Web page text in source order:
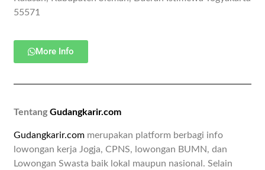
55571
More Info
TentangGudangkarir.com
Gudangkarir.com merupakan platform berbagi info
lowongan kerja Jogja, CPNS, lowongan BUMN, dan
Lowongan Swasta baik lokal maupun nasional. Selain